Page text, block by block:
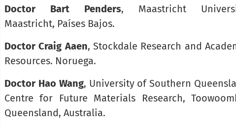
Doctor Bart Penders, Maastricht
Maastricht, Países Bajos.
Doctor Craig Aaen, Stockdale Research and
Resources. Noruega.
Doctor Hao Wang, University of Southern
Centre for Future Materials Research,
Queensland, Australia.